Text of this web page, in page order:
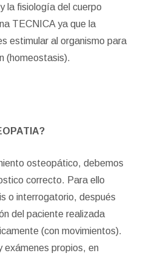
la fisiología del cuerpo
TECNICA ya que la
estimular al organismo para
(homeostasis).
osteopático, debemos
correcto. Para ello
o interrogatorio, después
del paciente realizada
(con movimientos).
exámenes propios, en